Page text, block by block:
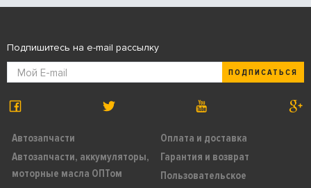
Автозапчасти
Автозапчасти, аккумуляторы,
моторные масла ОПТом
Оплата и доставка
Гарантия и возврат
Пользовательское
Подпишитесь на e-mail рассылку
ПОДПИСАТЬСЯ